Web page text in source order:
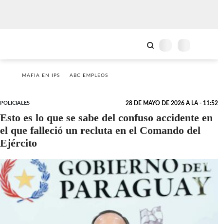
MAFIA EN IPS ABC EMPLEOS
POLICIALES 28 DE MAYO DE 2026 A LA - 11:52
Esto es lo que se sabe del confuso accidente en
el que falleció un recluta en el Comando del
Ejército